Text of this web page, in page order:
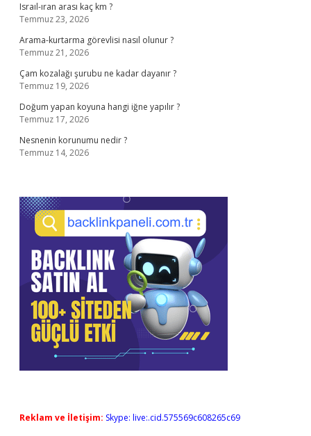
Israıl-ıran arası kaç km ?
Temmuz 23, 2026
Arama-kurtarma görevlisi nasıl olunur ?
Temmuz 21, 2026
Çam kozalağı şurubu ne kadar dayanır ?
Temmuz 19, 2026
Doğum yapan koyuna hangi iğne yapılır ?
Temmuz 17, 2026
Nesnenin korunumu nedir ?
Temmuz 14, 2026
Reklam ve İletişim: Skype: live:.cid.575569c608265c69